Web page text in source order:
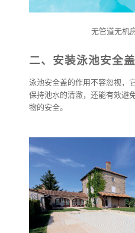
无管道无机
二、安装泳池安全盖
泳池安全盖的作用不容忽视，
保持池水的清澈，还能有效避
物的安全。